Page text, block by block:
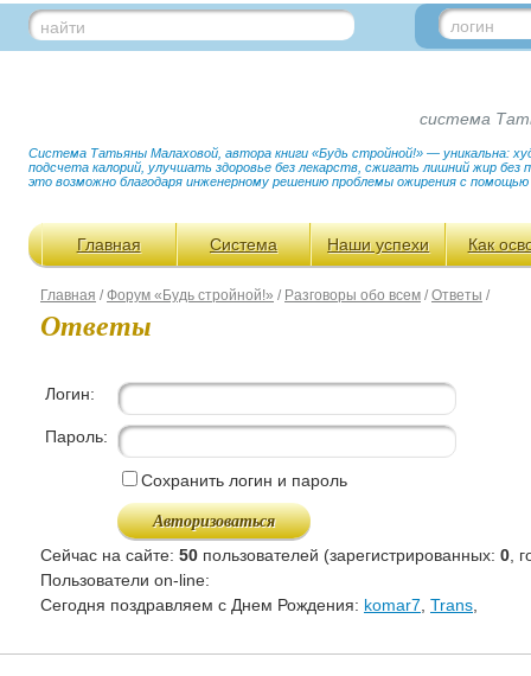
найти логин
система
Система Татьяны Малаховой, автора книги «Будь стройной!» — уникальна:
подсчета калорий, улучшать здоровье без лекарств, сжигать лишний жир
это возможно благодаря инженерному решению проблемы ожирения с
Главная Система Наши успехи Как
Главная /Форум «Будь стройной!» / Разговоры обо всем /Ответы /
Ответы
Логин:
Пароль:
Сохранить логин и пароль
Сейчас на сайте: 50 пользователей (зарегистрированных: 0 ,
Пользователи on-line:
Cегодня поздравляем с Днем Рождения: komar7 Trans